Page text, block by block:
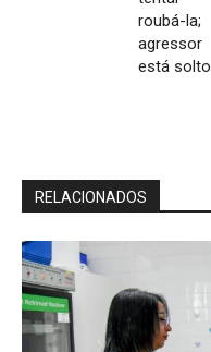
roubá-la;
agressor
está solto
RELACIONADOS